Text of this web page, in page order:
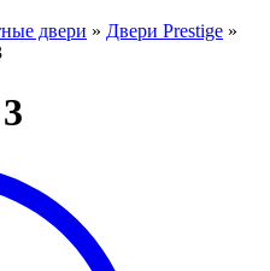
двери » Двери Prestige »